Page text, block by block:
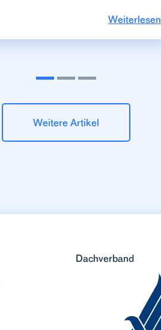
Weiterlesen
Weitere Artikel
Dachverband